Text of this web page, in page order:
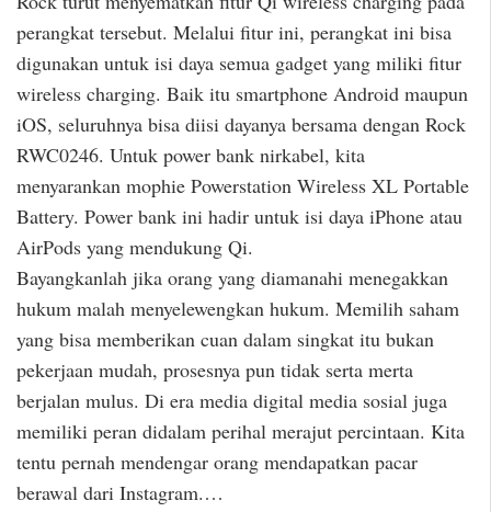
perangkat tersebut. Melalui fitur ini, perangkat ini bisa
digunakan untuk isi daya semua gadget yang miliki fitur
wireless charging. Baik itu smartphone Android maupun
iOS, seluruhnya bisa diisi dayanya bersama dengan Rock
RWC0246. Untuk power bank nirkabel, kita
menyarankan mophie Powerstation Wireless XL Portable
Battery. Power bank ini hadir untuk isi daya iPhone atau
AirPods yang mendukung Qi.
Bayangkanlah jika orang yang diamanahi menegakkan
hukum malah menyelewengkan hukum. Memilih saham
yang bisa memberikan cuan dalam singkat itu bukan
pekerjaan mudah, prosesnya pun tidak serta merta
berjalan mulus. Di era media digital media sosial juga
memiliki peran didalam perihal merajut percintaan. Kita
tentu pernah mendengar orang mendapatkan pacar
berawal dari Instagram.…